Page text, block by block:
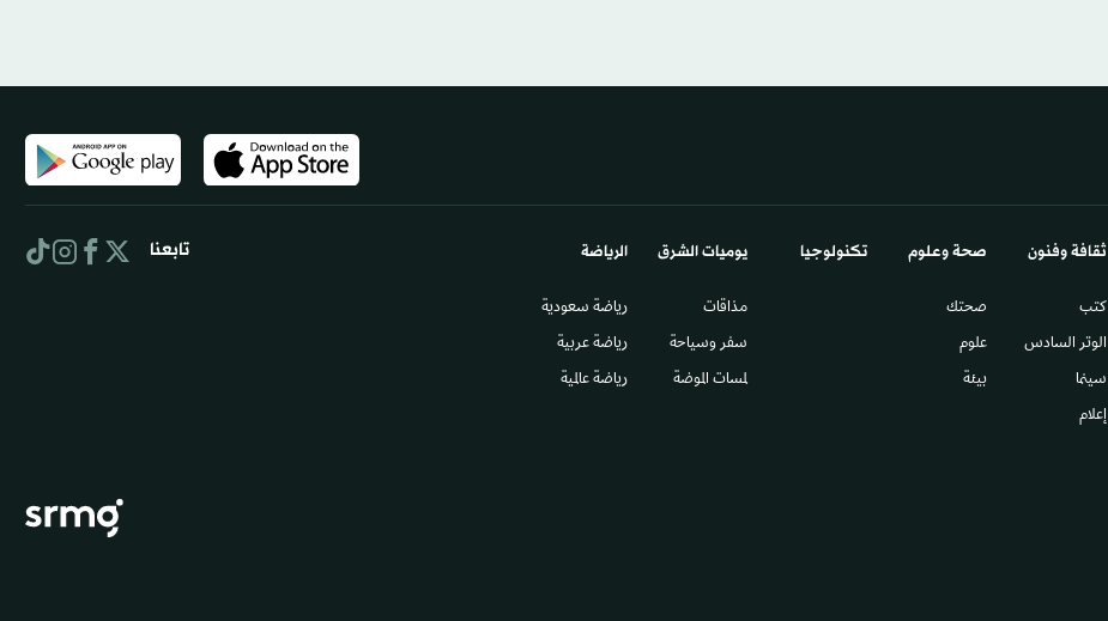
ثقافة وفنون
كتب
الوتر السادس​
سينما
إعلام
صحة وعلوم
صحتك
علوم
بيئة
تكنولوجيا يوميات الشرق​
مذاقات
سفر وسياحة
لمسات الموضة
الرياضة
رياضة سعودية
رياضة عربية
رياضة عالمية
تابعنا